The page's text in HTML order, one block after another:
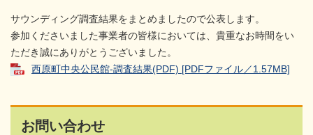
サウンディング調査結果をまとめましたので公表します。
参加くださいました事業者の皆様においては、貴重なお時間をい
ただき誠にありがとうございました。
西原町中央公民館-調査結果(PDF) [PDFファイル／1.57MB]
お問い合わせ